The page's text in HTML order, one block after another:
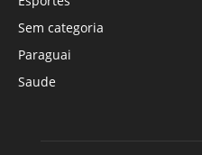
Sem categoria
Paraguai
Saude